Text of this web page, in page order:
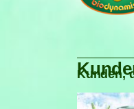
Kunden,